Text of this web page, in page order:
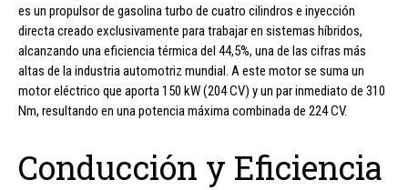
es un propulsor de gasolina turbo de cuatro cilindros e inyección
directa creado exclusivamente para trabajar en sistemas híbridos,
alcanzando una eficiencia térmica del 44,5%, una de las cifras más
altas de la industria automotriz mundial. A este motor se suma un
motor eléctrico que aporta 150 kW (204 CV) y un par inmediato de 310
Nm, resultando en una potencia máxima combinada de 224 CV.
Conducción y Eficiencia